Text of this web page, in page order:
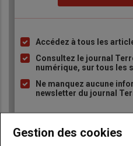
Liste
à
puce
Accédez à tous les
Consultez le journal
numérique, sur tous les
Ne manquez aucune
newsletter du journal
Gestion des cookies